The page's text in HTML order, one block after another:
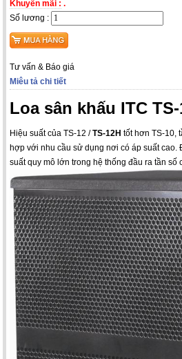
Khuyến mãi : .
Số lương :
Tư vấn & Báo giá
Miêu tả chi tiết
Loa sân khấu ITC TS-
Hiệu suất của TS-12 /TS-12H tốt hơn TS-10,
hợp với nhu cầu sử dụng nơi có áp suất cao.
suất quy mô lớn trong hệ thống đầu ra tần số